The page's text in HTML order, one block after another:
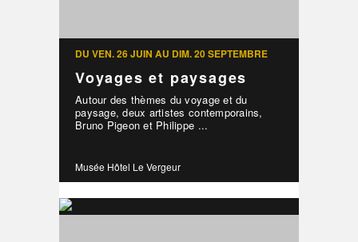
DU VEN. 26 JUIN AU DIM. 20 SEPTEMBRE
Voyages et paysages
Autour des thèmes du voyage et du
paysage, deux artistes contemporains,
Bruno Pigeon et Philippe ...
Musée Hôtel Le Vergeur